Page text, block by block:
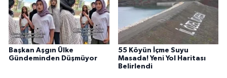
Başkan Aşgın Ülke
Gündeminden Düşmüyor
55 Köyün İçme Suyu
Masada! Yeni Yol Haritası
Belirlendi